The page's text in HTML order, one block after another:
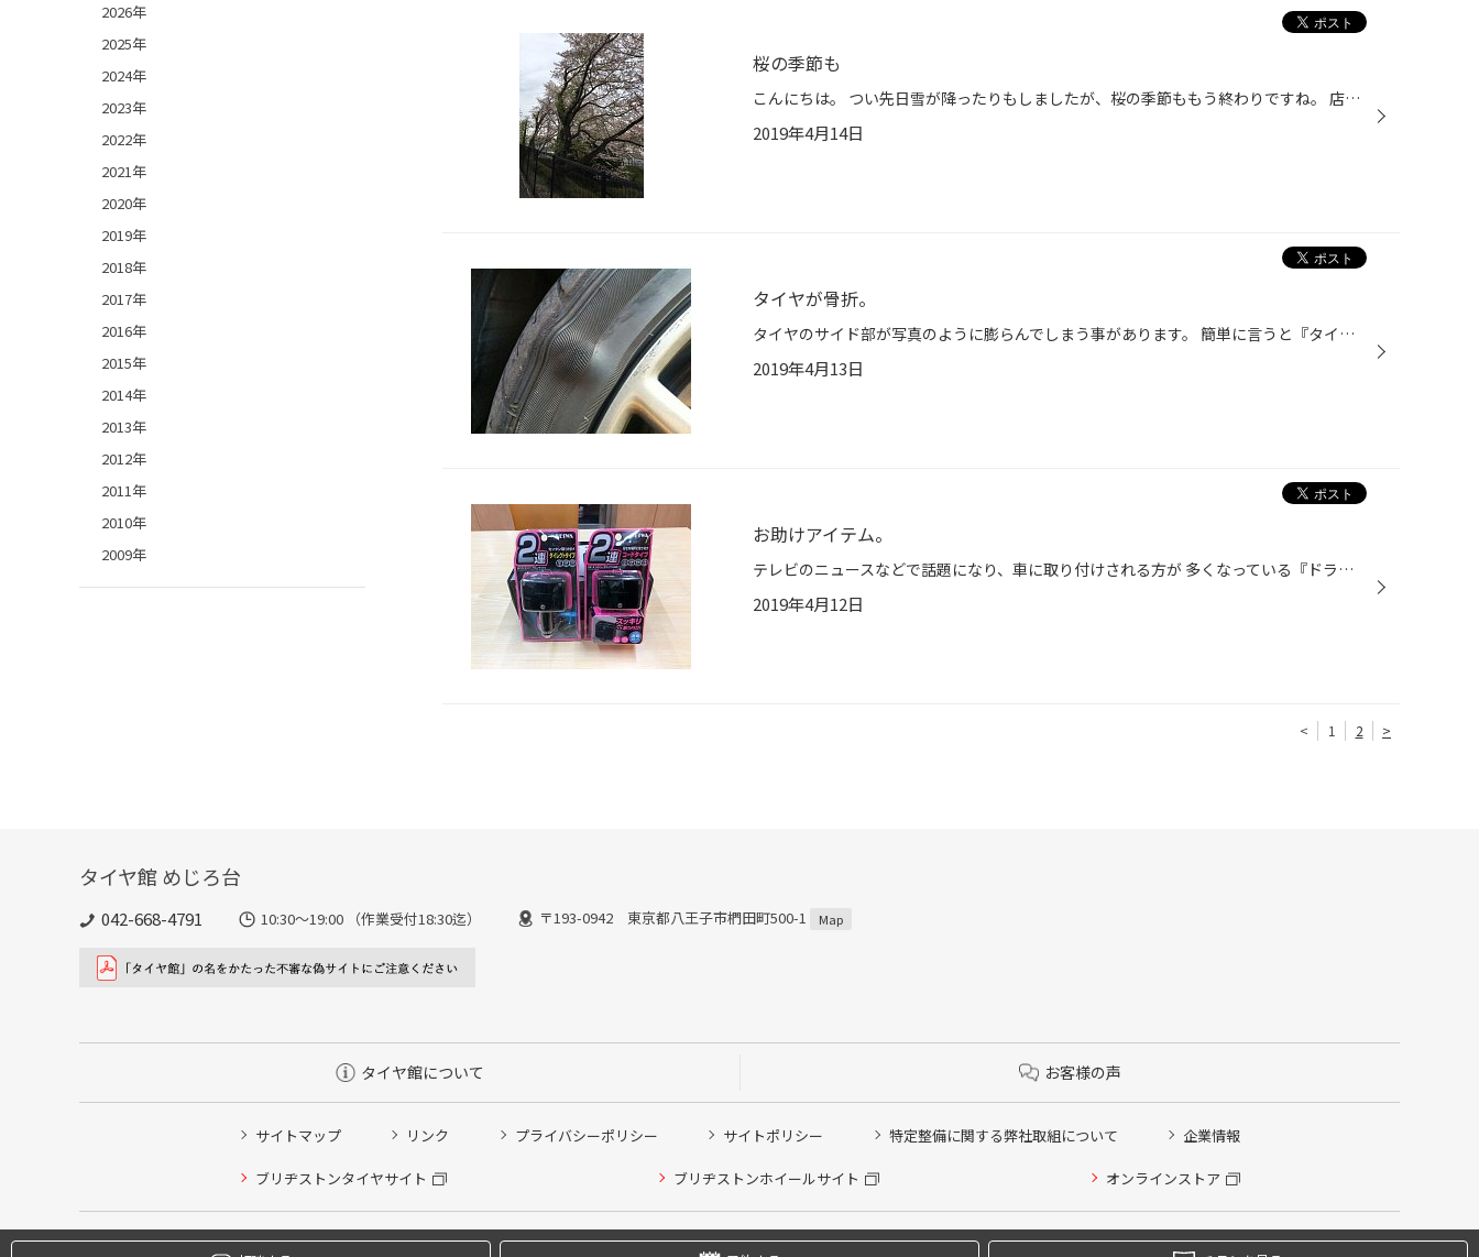
桜の季節も
こんにちは。 つい先日雪が降ったりもしましたが、桜の季節ももう終わりですね。 店舗裏では桜吹雪が綺麗に舞っています。 ご来店の際はぜひちょっとしたお花見気分を味わっていただければと思います(´∀｀=)
2019年4月14日
タイヤが骨折。
タイヤのサイド部が写真のように膨らんでしまう事があります。 簡単に言うと『タイヤの骨折』です。 原因として考えられるのは、縁石などに強くヒットしてしまったり、 大きな段差に強く乗り上げたりした際に、タイヤがその強い衝撃に 耐えられずに内部の骨組み(コード層)が破損(骨折)してしまい、 ...
2019年4月13日
お助けアイテム。
テレビのニュースなどで話題になり、車に取り付けされる方が 多くなっている『ドライブレコーダー』。 ドライブレコーダーの電源はシガーソケットから取り出します。 しかし、車のシガーソケットは１つ(１か所)のみで、そこに ドライブレコーダーのコードを挿してしまうと、他の電装品が 挿せなくな...
2019年4月12日
< 1 2 >
2026年
2025年
2024年
2023年
2022年
2021年
2020年
2019年
2018年
2017年
2016年
2015年
2014年
2013年
2012年
2011年
2010年
2009年
タイヤ館 めじろ台
042-668-4791 10:30～19:00 （作業受付18:30迄） 〒193-0942 東京都八王子市椚田町500-1 Map
タイヤ館について お客様の声
サイトマップ リンク プライバシーポリシー サイトポリシー 特定整備に関する弊社取組について 企業情報
ブリヂストンタイヤサイト ブリヂストンホイールサイト オンラインストア
Copyright © 2024 Bridgestone Retail Co.,Ltd. All rights Reserved.
タイヤ点検・安全点検/タイヤ履き替え/オイル交換/その他ピット作業の予約
クローク契約会員専用タイヤ履き替え※タイヤ履き替えを希望のクローク契約会員の方はこちらを選択ください
本日のタイヤ履き替え順番待ち予約 ※クローク契約会員の方はご利用いただけません